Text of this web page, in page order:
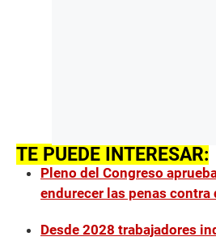
TE PUEDE INTERESAR:
Pleno del Congreso
endurecer las penas
Desde 2028 trabajadores